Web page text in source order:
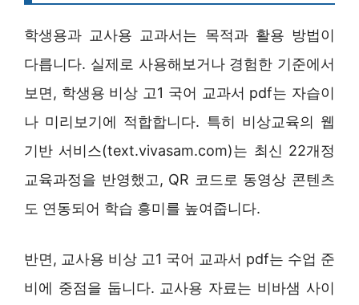
학생용과 교사용 교과서는 목적과 활용 방법이
다릅니다. 실제로 사용해보거나 경험한 기준에서
보면, 학생용 비상 고1 국어 교과서 pdf는 자습이
나 미리보기에 적합합니다. 특히 비상교육의 웹
기반 서비스(text.vivasam.com)는 최신 22개정
교육과정을 반영했고, QR 코드로 동영상 콘텐츠
도 연동되어 학습 흥미를 높여줍니다.
반면, 교사용 비상 고1 국어 교과서 pdf는 수업 준
비에 중점을 둡니다. 교사용 자료는 비바샘 사이